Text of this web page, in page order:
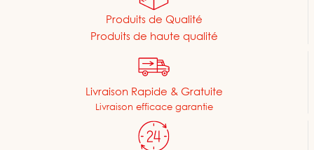
Produits de Qualité
Produits de haute qualité
Livraison Rapide & Gratuite
Livraison efficace garantie